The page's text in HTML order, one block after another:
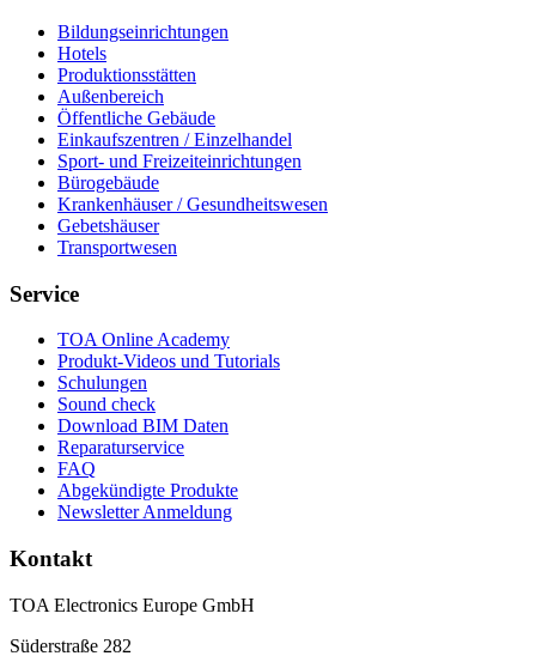
Bildungseinrichtungen
Hotels
Produktionsstätten
Außenbereich
Öffentliche Gebäude
Einkaufszentren / Einzelhandel
Sport- und Freizeiteinrichtungen
Bürogebäude
Krankenhäuser / Gesundheitswesen
Gebetshäuser
Transportwesen
Service
TOA Online Academy
Produkt-Videos und Tutorials
Schulungen
Sound check
Download BIM Daten
Reparaturservice
FAQ
Abgekündigte Produkte
Newsletter Anmeldung
Kontakt
TOA Electronics Europe GmbH
Süderstraße 282